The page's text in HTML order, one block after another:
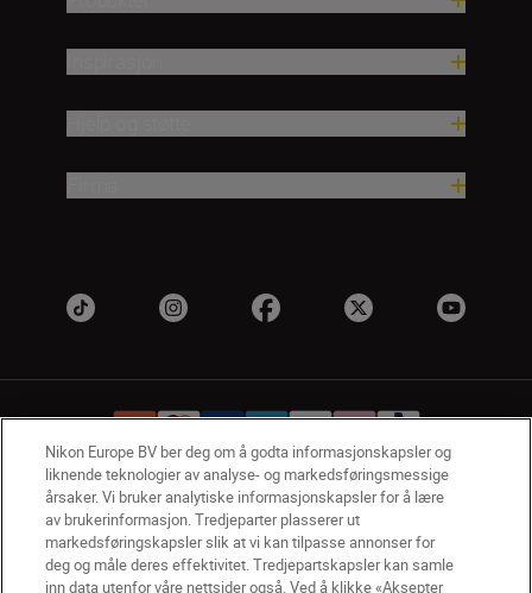
NO Nikon Sites
Kontakt oss Personvernerklæring
Bruksvilkår
Vilkår og betingelser for Nikon Store
Nikon Europe BV ber deg om å godta informasjonskapsler og
liknende teknologier av analyse- og markedsføringsmessige
årsaker. Vi bruker analytiske informasjonskapsler for å lære
av brukerinformasjon. Tredjeparter plasserer ut
markedsføringskapsler slik at vi kan tilpasse annonser for
deg og måle deres effektivitet. Tredjepartskapsler kan samle
inn data utenfor våre nettsider også. Ved å klikke «Aksepter